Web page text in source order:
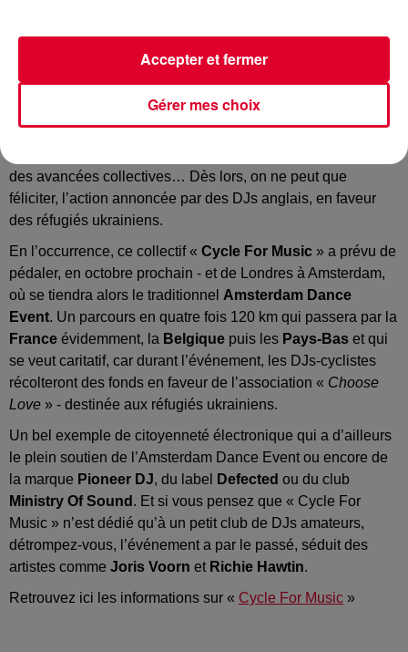
« Cycle For Music », des DJs vont prendre la route en
faveur de l’Ukraine…
des avancées collectives… Dès lors, on ne peut que
féliciter, l’action annoncée par des DJs anglais, en faveur
des réfugiés ukrainiens.
En l’occurrence, ce collectif « Cycle For Music » a prévu de
pédaler, en octobre prochain - et de Londres à Amsterdam,
où se tiendra alors le traditionnel Amsterdam Dance
Event. Un parcours en quatre fois 120 km qui passera par la
France évidemment, la Belgique puis les Pays-Bas et qui
se veut caritatif, car durant l’événement, les DJs-cyclistes
récolteront des fonds en faveur de l’association « Choose
Love » - destinée aux réfugiés ukrainiens.
Un bel exemple de citoyenneté électronique qui a d’ailleurs
le plein soutien de l’Amsterdam Dance Event ou encore de
la marque Pioneer DJ, du label Defected ou du club
Ministry Of Sound . Et si vous pensez que « Cycle For
Music » n’est dédié qu’à un petit club de DJs amateurs,
détrompez-vous, l’événement a par le passé, séduit des
artistes comme Joris Voorn et Richie Hawtin.
Retrouvez ici les informations sur « Cycle For Music »
Gérer mes choix
Accepter et fermer